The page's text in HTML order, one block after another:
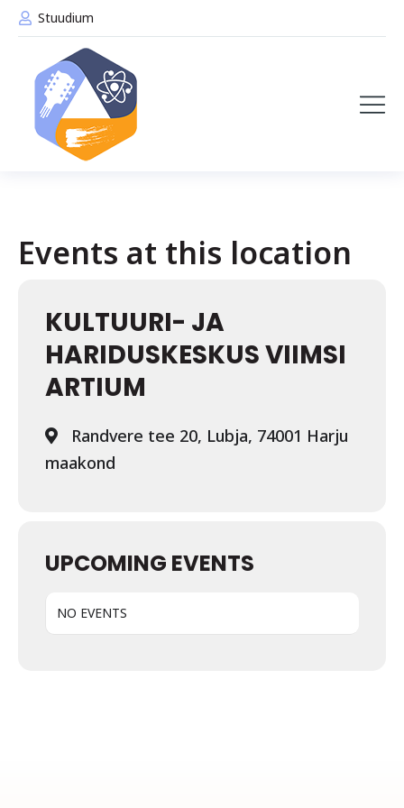
Stuudium
Events at this location
KULTUURI- JA
HARIDUSKESKUS VIIMSI
ARTIUM
Randvere tee 20, Lubja, 74001 Harju
maakond
UPCOMING EVENTS
NO EVENTS